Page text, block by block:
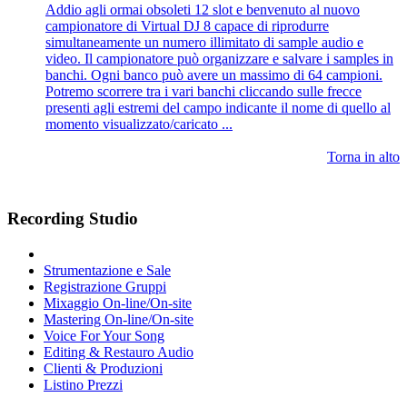
Addio agli ormai obsoleti 12 slot e benvenuto al nuovo
campionatore di Virtual DJ 8 capace di riprodurre
simultaneamente un numero illimitato di sample audio e
video. Il campionatore può organizzare e salvare i samples in
banchi. Ogni banco può avere un massimo di 64 campioni.
Potremo scorrere tra i vari banchi cliccando sulle frecce
presenti agli estremi del campo indicante il nome di quello al
momento visualizzato/caricato ...
Torna in alto
Recording Studio
Strumentazione e Sale
Registrazione Gruppi
Mixaggio On-line/On-site
Mastering On-line/On-site
Voice For Your Song
Editing & Restauro Audio
Clienti & Produzioni
Listino Prezzi